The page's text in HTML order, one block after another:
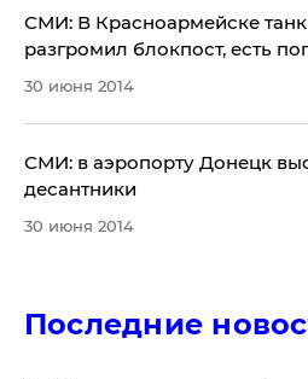
СМИ: В Красноармейске
разгромил блокпост, есть
30 июня 2014
​СМИ: в аэропорту Донецк
десантники
30 июня 2014
Последние